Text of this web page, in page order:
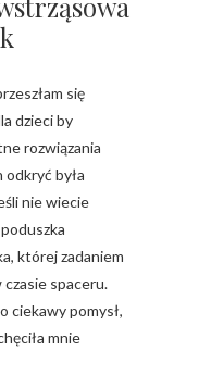
się
dzieci by
rozwiązania
odkryć była
nie wiecie
której zadaniem
spaceru.
ciekawy pomysł,
mnie